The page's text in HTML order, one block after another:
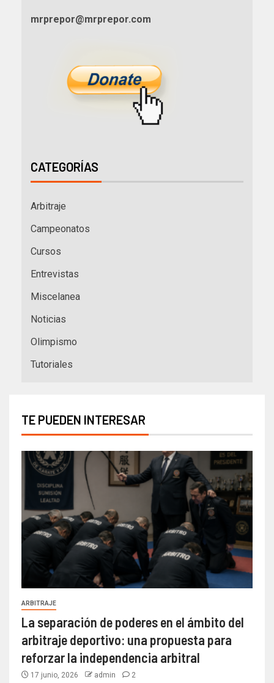
mrprepor@mrprepor.com
CATEGORÍAS
Arbitraje
Campeonatos
Cursos
Entrevistas
Miscelanea
Noticias
Olimpismo
Tutoriales
TE PUEDEN INTERESAR
ARBITRAJE
La separación de poderes en el ámbito del
arbitraje deportivo: una propuesta para
reforzar la independencia arbitral
17 junio, 2026 admin 2